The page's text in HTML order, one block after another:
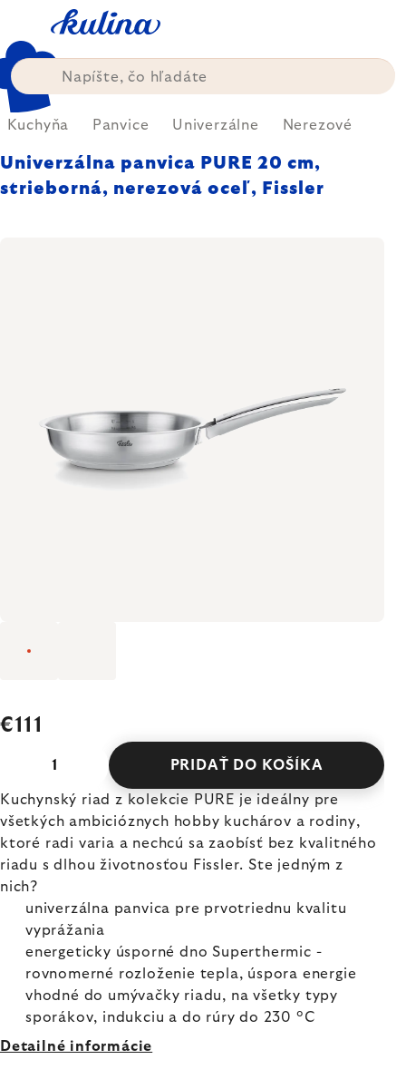
obsah
Kuchyňa Panvice Univerzálne Nerezové
Univerzálna panvica PURE 20 cm,
strieborná, nerezová oceľ, Fissler
€111
PRIDAŤ DO KOŠÍKA
Kuchynský riad z kolekcie PURE je ideálny pre
všetkých ambicióznych hobby kuchárov a rodiny,
ktoré radi varia a nechcú sa zaobísť bez kvalitného
riadu s dlhou životnosťou Fissler. Ste jedným z
nich?
univerzálna panvica pre prvotriednu kvalitu
vyprážania
energeticky úsporné dno Superthermic -
rovnomerné rozloženie tepla, úspora energie
vhodné do umývačky riadu, na všetky typy
sporákov, indukciu a do rúry do 230 °C
Detailné informácie